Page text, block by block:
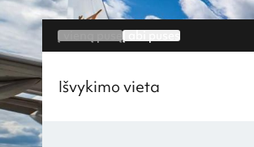
Į vieną pusęĮ abi puses
Išvykimo vieta